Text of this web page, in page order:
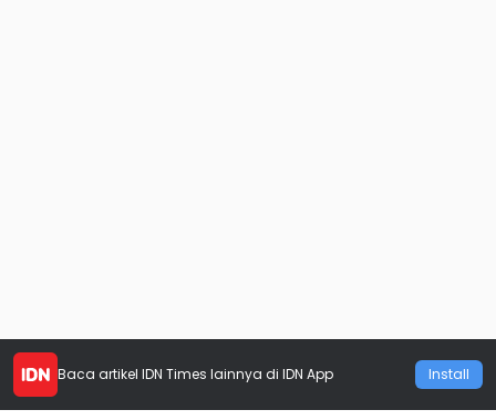
Baca artikel IDN Times lainnya di IDN App Install